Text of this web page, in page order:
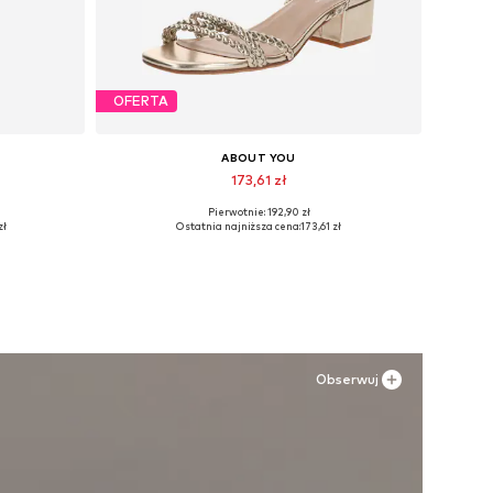
OFERTA
ABOUT YOU
173,61 zł
Dostępne rozmiary: 36, 38, 39, 40, 41
Pierwotnie: 192,90 zł
Ostatnia najniższa cena:173,61 zł
Obserwuj